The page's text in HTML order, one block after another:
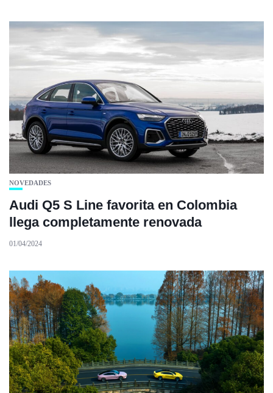
NOVEDADES
Audi Q5 S Line favorita en Colombia
llega completamente renovada
01/04/2024